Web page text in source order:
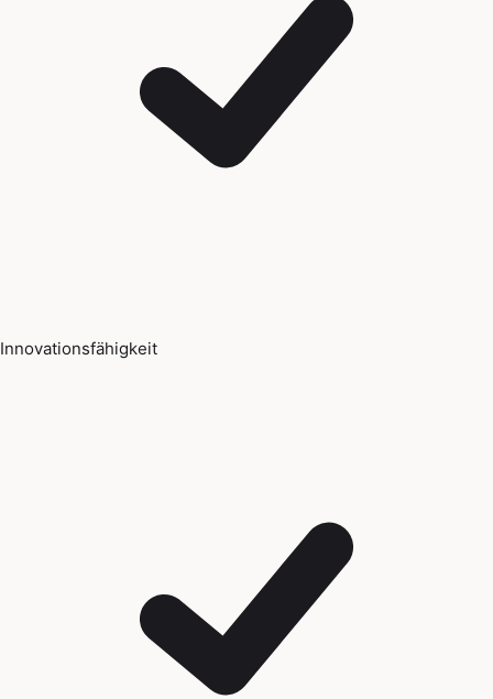
Innovationsfähigkeit